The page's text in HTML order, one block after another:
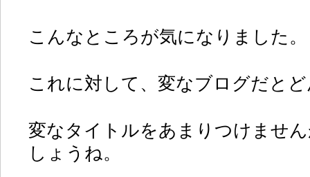
こんなところが気になりました。
これに対して、変なブログだと
変なタイトルをあまりつけませ
しょうね。